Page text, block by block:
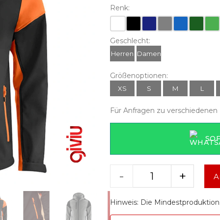
Renk:
Geschlecht:
Herren Damen
Größenoptionen:
XS S M L
Für Anfragen zu
- +
Hinweis: Die